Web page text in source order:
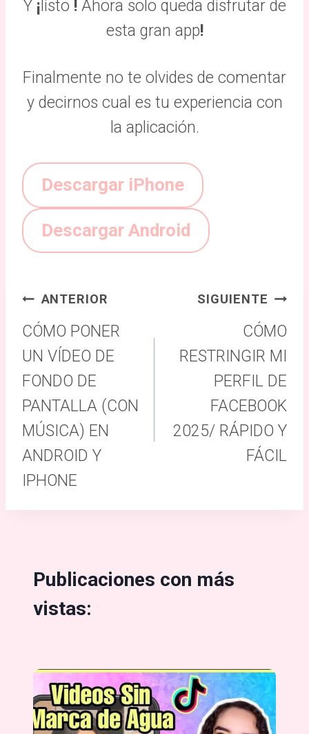
Y ¡ listo !Ahora solo queda disfrutar de
esta gran app!
Finalmente no te olvides de comentar
y decirnos cual es tu experiencia con
la aplicación.
Descargar iPhone
Descargar Android
Navegación
de
entradas
ANTERIOR
CÓMO PONER
UN VÍDEO DE
FONDO DE
PANTALLA (CON
MÚSICA) EN
ANDROID Y
IPHONE
SIGUIENTE
CÓMO
RESTRINGIR MI
PERFIL DE
FACEBOOK
2025/ RÁPIDO Y
FÁCIL